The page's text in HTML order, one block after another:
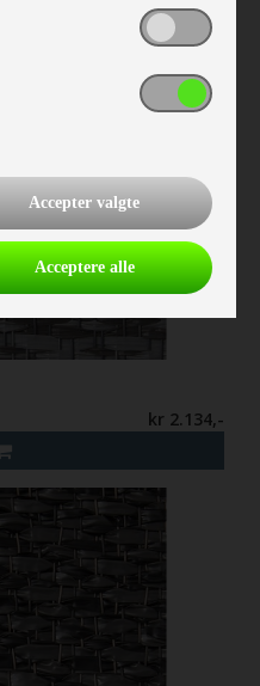
kr 2.134,-
Accepter valgte
Acceptere alle